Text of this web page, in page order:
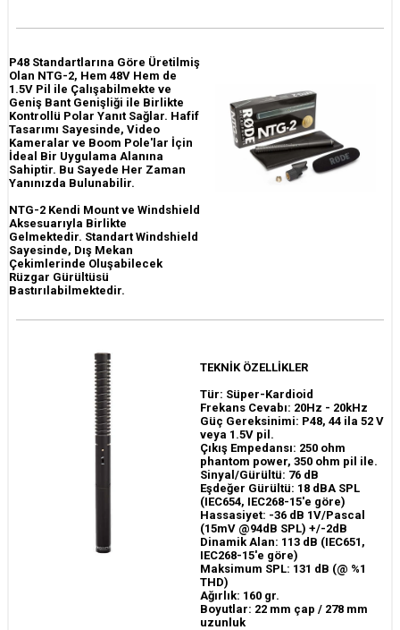
P48 Standartlarına Göre Üretilmiş
Olan NTG-2, Hem 48V Hem de
1.5V Pil ile Çalışabilmekte ve
Geniş Bant Genişliği ile Birlikte
Kontrollü Polar Yanıt Sağlar. Hafif
Tasarımı Sayesinde, Video
Kameralar ve Boom Pole'lar İçin
İdeal Bir Uygulama Alanına
Sahiptir. Bu Sayede Her Zaman
Yanınızda Bulunabilir.
NTG-2 Kendi Mount ve Windshield
Aksesuarıyla Birlikte
Gelmektedir. Standart Windshield
Sayesinde, Dış Mekan
Çekimlerinde Oluşabilecek
Rüzgar Gürültüsü
Bastırılabilmektedir.
TEKNİK ÖZELLİKLER
Tür: Süper-Kardioid
Frekans Cevabı: 20Hz - 20kHz
Güç Gereksinimi: P48, 44 ila 52 V
veya 1.5V pil.
Çıkış Empedansı: 250 ohm
phantom power, 350 ohm pil ile.
Sinyal/Gürültü: 76 dB
Eşdeğer Gürültü: 18 dBA SPL
(IEC654, IEC268-15'e göre)
Hassasiyet: -36 dB 1V/Pascal
(15mV @94dB SPL) +/-2dB
Dinamik Alan: 113 dB (IEC651,
IEC268-15'e göre)
Maksimum SPL: 131 dB (@ %1
THD)
Ağırlık: 160 gr.
Boyutlar: 22 mm çap / 278 mm
uzunluk